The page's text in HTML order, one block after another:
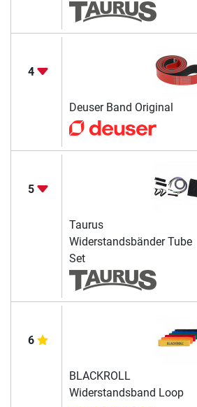
4
Deuser Band Original
5
Taurus
Widerstandsbänder Tube
Set
6
BLACKROLL
Widerstandsband Loop